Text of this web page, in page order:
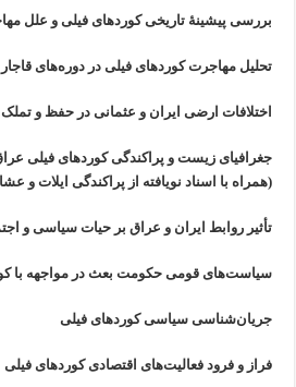
بررسی پیشینۀ تاریخی کوردهای فیلی و علل
تحلیل مهاجرت کوردهای فیلی در دوره‌های قاجار
اختلافات ارضی ایران و عثمانی در حفظ و
جغرافیای زیست و پراکندگی کوردهای فیلی
(همراه با اسناد نویافته از پراکندگی ایلات و
تأثیر روابط ایران و عراق بر حیات سیاسی و
سیاست‌های قومی حکومت بعث در مواجهه با
جریان‌شناسی سیاسی کوردهای فیلی
فراز و فرود فعالیت‌های اقتصادی کوردهای فیلی